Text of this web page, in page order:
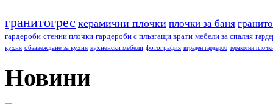
гранитогрес керамични плочки плочки за баня
гардероби стенни плочки гардероби с плъзгащи врати мебели за спалня
кухня обзавеждане за кухня кухненски мебели фотография вграден гардероб теракотни
Новини